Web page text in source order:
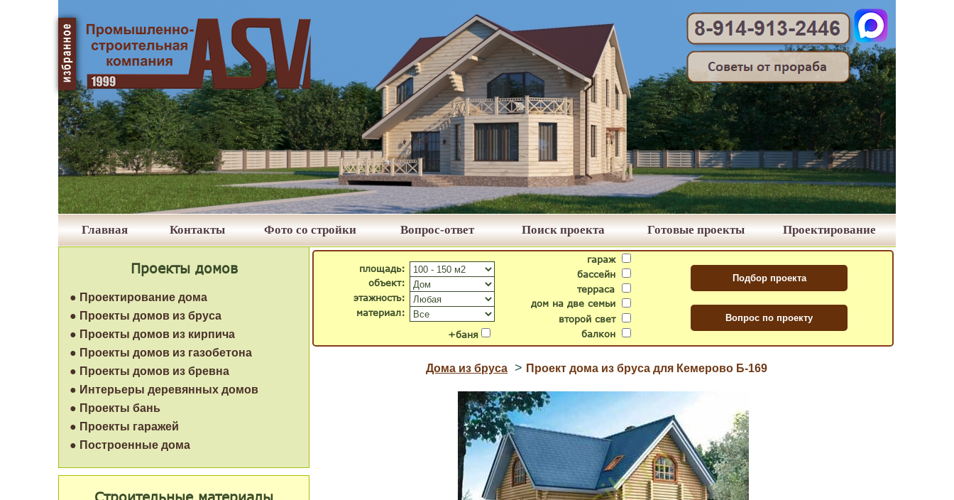
Проектирование
Главная Фото со стройки
Контакты Вопрос-ответ Поиск проекта Готовые проекты
Проекты домов
● Проектирование дома
● Проекты домов из бруса
● Проекты домов из кирпича
● Проекты домов из газобетона
● Проекты домов из бревна
● Интерьеры деревянных домов
● Проекты бань
● Проекты гаражей
● Построенные дома
гараж
бассейн
второй свет
дом на две семьи
терраса
балкон
+баня
объект:
материал:
площадь:
этажность:
Дома из бруса > Проект дома из бруса для Кемерово Б-169